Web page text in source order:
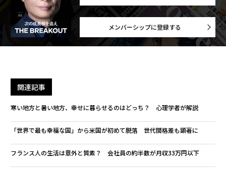
メンバーシップに登録する
関連記事
寒い地方と暑い地方、幸せに暮らせるのはどっち？ 心理学者が解説
「世界で最も幸福な国」から米国が初めて脱落 世代間格差も顕著に
フランス人の生活は意外と質素？ 会社員の約半数が月収33万円以下